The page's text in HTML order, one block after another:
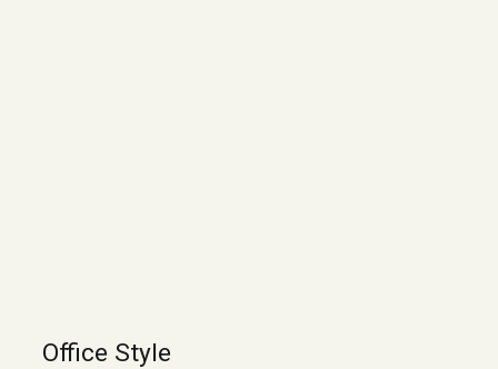
Office Style